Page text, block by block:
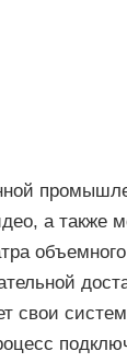
а также
свои